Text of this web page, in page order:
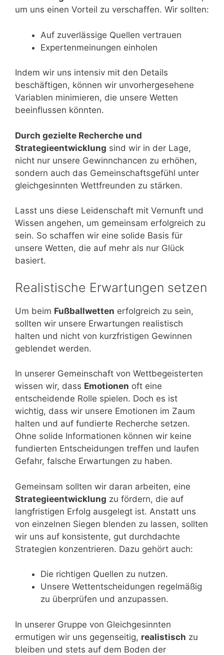
um uns einen Vorteil zu verschaffen. Wir sollten:
Auf zuverlässige Quellen vertrauen
Expertenmeinungen einholen
Indem wir uns intensiv mit den Details
beschäftigen, können wir unvorhergesehene
Variablen minimieren, die unsere Wetten
beeinflussen könnten.
Durch gezielte Recherche und
Strategieentwicklung sind wir in der Lage,
nicht nur unsere Gewinnchancen zu erhöhen,
sondern auch das Gemeinschaftsgefühl unter
gleichgesinnten Wettfreunden zu stärken.
Lasst uns diese Leidenschaft mit Vernunft und
Wissen angehen, um gemeinsam erfolgreich zu
sein. So schaffen wir eine solide Basis für
unsere Wetten, die auf mehr als nur Glück
basiert.
Realistische Erwartungen setzen
Um beim Fußballwetten erfolgreich zu sein,
sollten wir unsere Erwartungen realistisch
halten und nicht von kurzfristigen Gewinnen
geblendet werden.
In unserer Gemeinschaft von Wettbegeisterten
wissen wir, dass Emotionen oft eine
entscheidende Rolle spielen. Doch es ist
wichtig, dass wir unsere Emotionen im Zaum
halten und auf fundierte Recherche setzen.
Ohne solide Informationen können wir keine
fundierten Entscheidungen treffen und laufen
Gefahr, falsche Erwartungen zu haben.
Gemeinsam sollten wir daran arbeiten, eine
Strategieentwicklung zu fördern, die auf
langfristigen Erfolg ausgelegt ist. Anstatt uns
von einzelnen Siegen blenden zu lassen, sollten
wir uns auf konsistente, gut durchdachte
Strategien konzentrieren. Dazu gehört auch:
Die richtigen Quellen zu nutzen.
Unsere Wettentscheidungen regelmäßig
zu überprüfen und anzupassen.
In unserer Gruppe von Gleichgesinnten
ermutigen wir uns gegenseitig, realistisch zu
bleiben und stets auf dem Boden der